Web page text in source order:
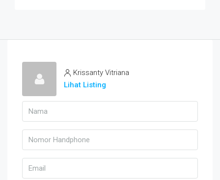
Krissanty Vitriana
Lihat Listing